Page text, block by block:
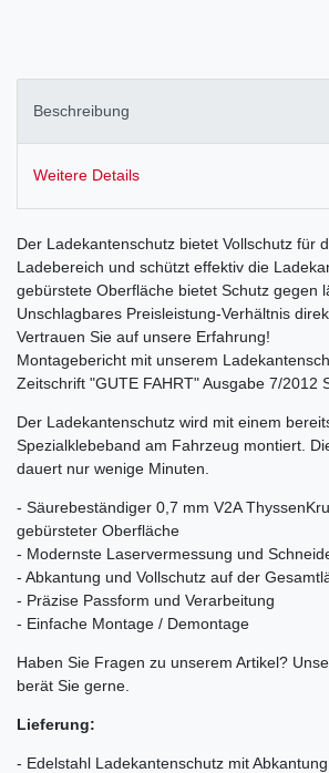
Beschreibung
Weitere Details
Der Ladekantenschutz bietet Vollschutz für
Ladebereich und schützt effektiv die
gebürstete Oberfläche bietet Schutz gegen
Unschlagbares Preisleistung-Verhältnis
Vertrauen Sie auf unsere Erfahrung!
Montagebericht mit unserem
Zeitschrift "GUTE FAHRT" Ausgabe 7/2012
Der Ladekantenschutz wird mit einem
Spezialklebeband am Fahrzeug montiert.
dauert nur wenige Minuten.
- Säurebeständiger 0,7 mm V2A
gebürsteter Oberfläche
- Modernste Laservermessung und
- Abkantung und Vollschutz auf der
- Präzise Passform und Verarbeitung
- Einfache Montage / Demontage
Haben Sie Fragen zu unserem Artikel?
berät Sie gerne.
Lieferung:
- Edelstahl Ladekantenschutz mit Abkantung